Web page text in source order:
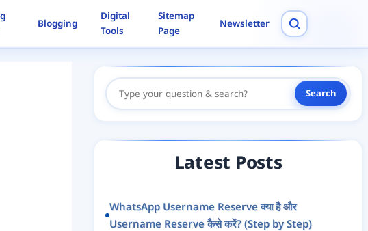
Blogging
Digital
Tools
Sitemap
Page
Newsletter
Search
Search
Latest Posts
WhatsApp Username Reserve क्या है और
Username Reserve कैसे करें? (Step by Step)